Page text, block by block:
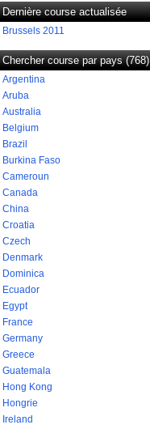
Dernière course actualisée
Brussels 2011
Chercher course par pays (768)
Argentina
Aruba
Australia
Belgium
Brazil
Burkina Faso
Cameroun
Canada
China
Croatia
Czech
Denmark
Dominica
Ecuador
Egypt
France
Germany
Greece
Guatemala
Hong Kong
Hongrie
Ireland